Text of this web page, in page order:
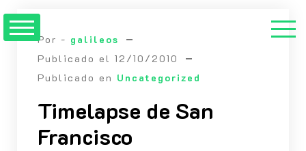
contenido
Por - galileos
Publicado el 12/10/2010
Publicado en Uncategorized
Timelapse de San
Francisco